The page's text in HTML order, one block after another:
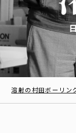
溶射の村田ボーリン